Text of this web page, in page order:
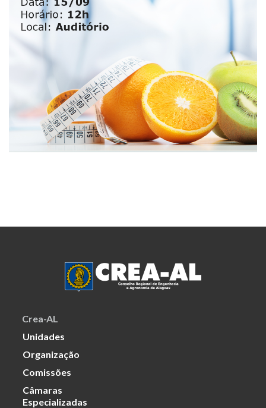
Crea-AL
Unidades
Organização
Comissões
Câmaras
Especializadas